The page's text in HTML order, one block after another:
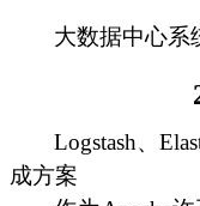
大数据中心系
Logstash、
成方案